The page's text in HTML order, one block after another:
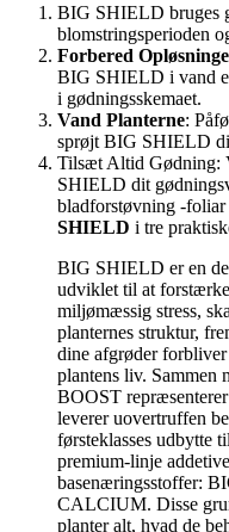
BIG SHIELD bruges
blomstringsperioden
Forbered
BIG SHIELD i vand
i gødningsskemaet.
Vand Planterne:
sprøjt BIG SHIELD
Tilsæt Altid Gødning:
SHIELD dit
bladforstøvning -
SHIELD i tre
BIG SHIELD er en
udviklet til at
miljømæssig stress,
planternes struktur,
dine afgrøder
plantens liv.
BOOST
leverer uovertruffen
førsteklasses udbytte
premium-linje
basenæringsstoffer:
CALCIUM. Disse
planter alt, hvad de